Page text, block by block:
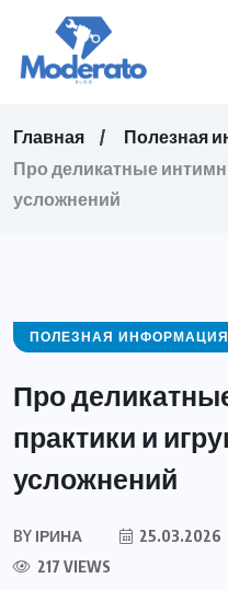
Главная
Полезная
Про деликатные
усложнений
ПОЛЕЗНАЯ ИНФОРМАЦИЯ
Про
практики и
усложнений
BY ІРИНА 25.03.2026
217 VIEWS